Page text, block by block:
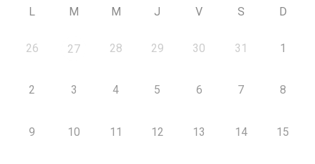
L M M J V S D
26 27 28 29 30 31 1
2 3 4 5 6 7 8
9 10 11 12 13 14 15